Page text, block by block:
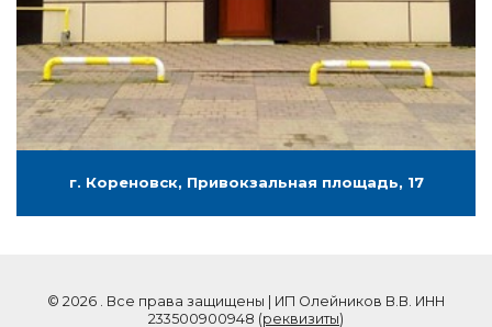
г. Кореновск, Привокзальная площадь, 17
© 2026 . Все права защищены | ИП Олейников В.В. ИНН
233500900948 (реквизиты)